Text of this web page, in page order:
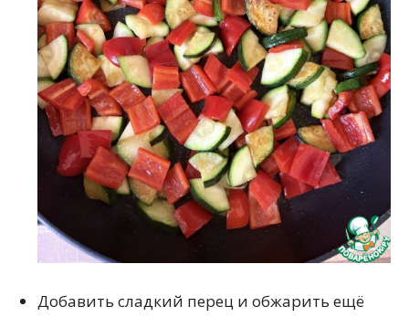
Добавить сладкий перец и обжарить ещё